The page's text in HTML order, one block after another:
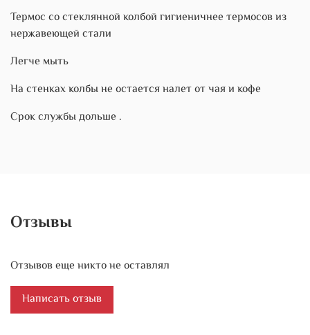
Термос со стеклянной колбой гигиеничнее термосов из
нержавеющей стали
Легче мыть
На стенках колбы не остается налет от чая и кофе
Срок службы дольше .
Отзывы
Отзывов еще никто не оставлял
Написать отзыв